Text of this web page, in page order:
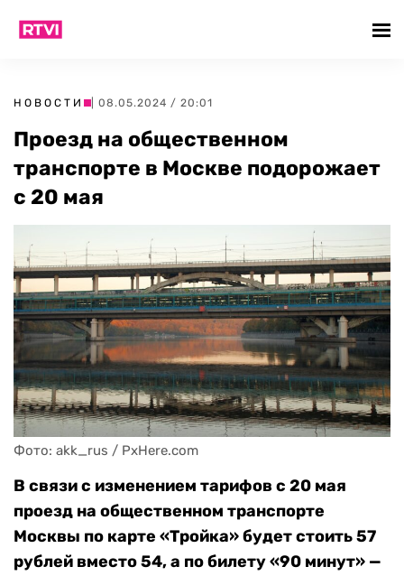
НОВОСТИ | 08.05.2024 / 20:01
Проезд на общественном
транспорте в Москве подорожает
с 20 мая
Фото: akk_rus / PxHere.com
В связи с изменением тарифов с 20 мая
проезд на общественном транспорте
Москвы по карте «Тройка» будет стоить 57
рублей вместо 54, а по билету «90 минут» —